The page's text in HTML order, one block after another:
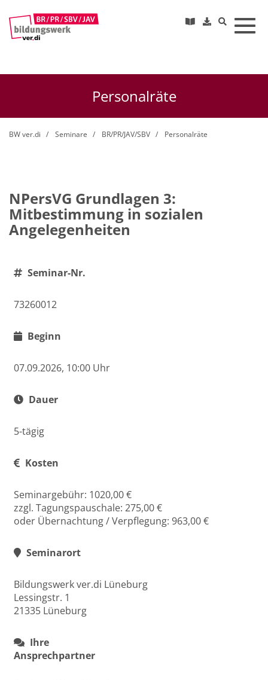
Personalräte
BW ver.di Seminare BR/PR/JAV/SBV Personalräte
NPersVG Grundlagen 3:
Mitbestimmung in sozialen
Angelegenheiten
Seminar-Nr.
73260012
Beginn
07.09.2026, 10:00 Uhr
Dauer
5-tägig
Kosten
Seminargebühr: 1020,00 €
zzgl. Tagungspauschale: 275,00 €
oder Übernachtung / Verpflegung: 963,00 €
Seminarort
Bildungswerk ver.di Lüneburg
Lessingstr. 1
21335 Lüneburg
Ihre
Ansprechpartner